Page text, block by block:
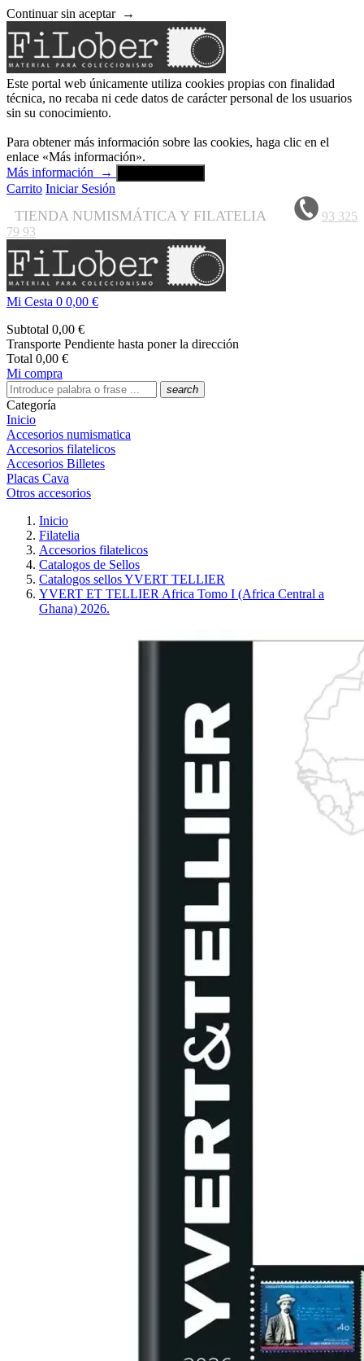
Continuar sin aceptar →
Este portal web únicamente utiliza cookies propias con finalidad
técnica, no recaba ni cede datos de carácter personal de los usuarios
sin su conocimiento.
Para obtener más información sobre las cookies, haga clic en el
enlace «Más información».
Más información
→
Carrito Iniciar Sesión
TIENDA NUMISMÁTICA Y FILATELIA
93 325
79 93
Mi Cesta 0 0,00 €
Subtotal 0,00 €
Transporte Pendiente hasta poner la dirección
Total 0,00 €
Mi compra
search
Categoría
Inicio
Accesorios numismatica
Accesorios filatelicos
Accesorios Billetes
Placas Cava
Otros accesorios
Inicio
Filatelia
Accesorios filatelicos
Catalogos de Sellos
Catalogos sellos YVERT TELLIER
YVERT ET TELLIER Africa Tomo I (Africa Central a
Ghana) 2026.